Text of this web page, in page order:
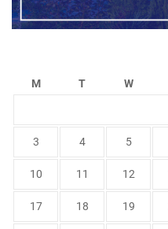
M T W
3 4 5
10 11 12
17 18 19